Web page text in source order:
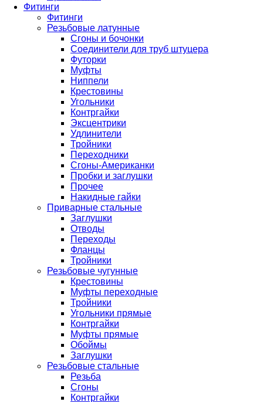
Фитинги
Фитинги
Резьбовые латунные
Сгоны и бочонки
Соединители для труб штуцера
Футорки
Муфты
Ниппели
Крестовины
Угольники
Контргайки
Эксцентрики
Удлинители
Тройники
Переходники
Сгоны-Американки
Пробки и заглушки
Прочее
Накидные гайки
Приварные стальные
Заглушки
Отводы
Переходы
Фланцы
Тройники
Резьбовые чугунные
Крестовины
Муфты переходные
Тройники
Угольники прямые
Контргайки
Муфты прямые
Обоймы
Заглушки
Резьбовые стальные
Резьба
Сгоны
Контргайки